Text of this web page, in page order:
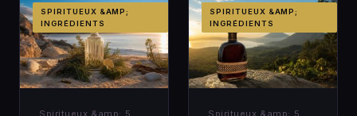
SPIRITUEUX &AMP;
INGRÉDIENTS
Spiritueux &amp; 5
SPIRITUEUX &AMP;
INGRÉDIENTS
Spiritueux &amp; 5